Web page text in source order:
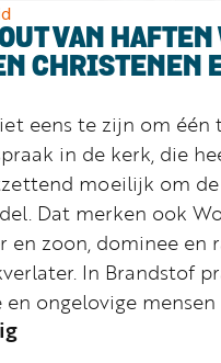
VAN
CHRISTENEN
eens te zijn om één
in de kerk, die
moeilijk om
Dat merken ook
en zoon, dominee en
In Brandstof
ongelovige